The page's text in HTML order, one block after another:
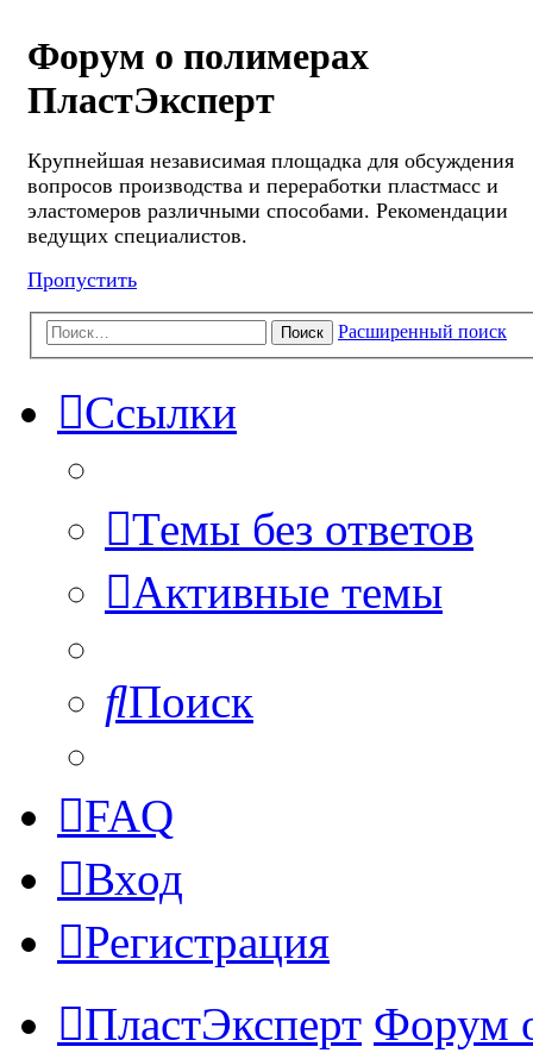
Форум о полимерах
ПластЭксперт
Крупнейшая независимая площадка для обсуждения
вопросов производства и переработки пластмасс и
эластомеров различными способами. Рекомендации
ведущих специалистов.
Пропустить
Поиск Расширенный поиск
Ссылки
Темы без ответов
Активные темы
Поиск
FAQ
Вход
Регистрация
ПластЭксперт Форум